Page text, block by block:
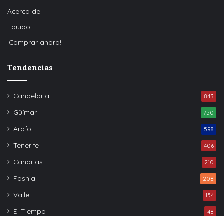
Acerca de
Equipo
¡Comprar ahora!
Tendencias
Candelaria 843
Güímar 750
Arafo 598
Tenerife 406
Canarias 210
Fasnia 208
Valle 154
El Tiempo 48